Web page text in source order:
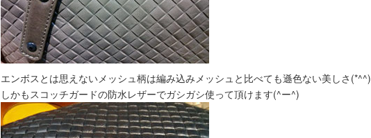
エンボスとは思えないメッシュ柄は編み込みメッシュと比べても遜色ない美しさ(*^^)
しかもスコッチガードの防水レザーでガシガシ使って頂けます(^ー^)